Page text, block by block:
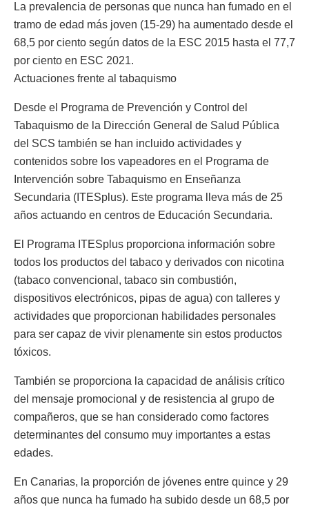
La prevalencia de personas que nunca han fumado en el
tramo de edad más joven (15-29) ha aumentado desde el
68,5 por ciento según datos de la ESC 2015 hasta el 77,7
por ciento en ESC 2021.
Actuaciones frente al tabaquismo
Desde el Programa de Prevención y Control del
Tabaquismo de la Dirección General de Salud Pública
del SCS también se han incluido actividades y
contenidos sobre los vapeadores en el Programa de
Intervención sobre Tabaquismo en Enseñanza
Secundaria (ITESplus). Este programa lleva más de 25
años actuando en centros de Educación Secundaria.
El Programa ITESplus proporciona información sobre
todos los productos del tabaco y derivados con nicotina
(tabaco convencional, tabaco sin combustión,
dispositivos electrónicos, pipas de agua) con talleres y
actividades que proporcionan habilidades personales
para ser capaz de vivir plenamente sin estos productos
tóxicos.
También se proporciona la capacidad de análisis crítico
del mensaje promocional y de resistencia al grupo de
compañeros, que se han considerado como factores
determinantes del consumo muy importantes a estas
edades.
En Canarias, la proporción de jóvenes entre quince y 29
años que nunca ha fumado ha subido desde un 68,5 por